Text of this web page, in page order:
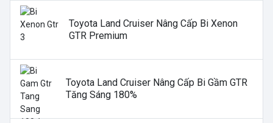
Toyota Land Cruiser Nâng Cấp Bi Xenon
GTR Premium
Toyota Land Cruiser Nâng Cấp Bi Gầm GTR
Tăng Sáng 180%